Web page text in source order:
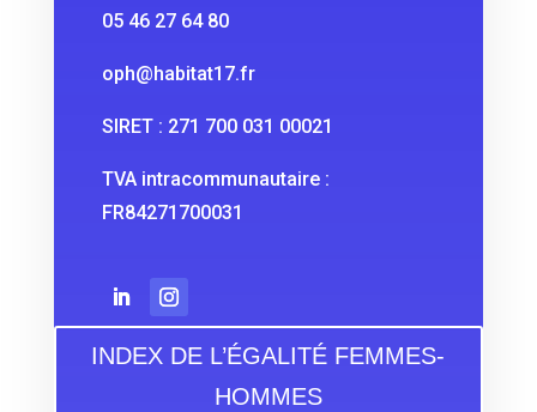
05 46 27 64 80
oph@habitat17.fr
SIRET : 271 700 031 00021
TVA intracommunautaire :
FR84271700031
INDEX DE L’ÉGALITÉ FEMMES-
HOMMES